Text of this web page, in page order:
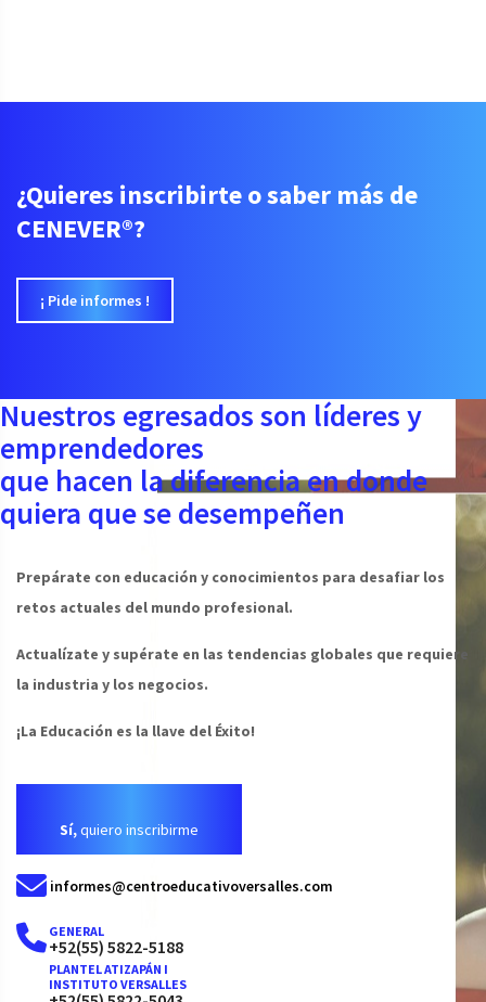
¿Quieres inscribirte o saber más de
CENEVER®?
¡ Pide informes !
Nuestros egresados son líderes y
emprendedores
que hacen la diferencia en donde
quiera que se desempeñen
Prepárate con educación y conocimientos para desafiar los
retos actuales del mundo profesional.
Actualízate y supérate en las tendencias globales que requiere
la industria y los negocios.
¡La Educación es la llave del Éxito!
Sí,quiero inscribirme
informes@centroeducativoversalles.com
GENERAL
+52(55) 5822-5188
PLANTEL ATIZAPÁN I
INSTITUTO VERSALLES